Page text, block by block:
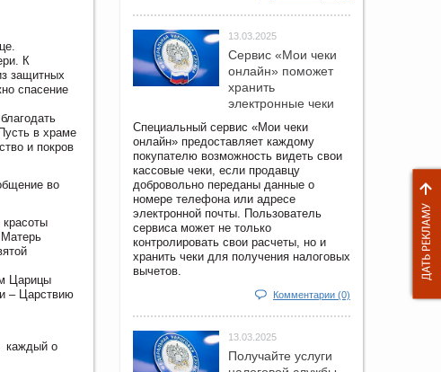
К
защитных
спасение
в храме
и покров
во
Царицы
– Царствию
каждый о
13.03.2025
Сервис «Мои чеки
онлайн» поможет
хранить
электронные чеки
Специальный сервис «Мои чеки
онлайн» предоставляет каждому
покупателю возможность видеть свои
кассовые чеки, если продавцу
добровольно переданы данные о
номере телефона или адресе
электронной почты. Пользователь
сервиса может не только
контролировать свои расчеты, но и
хранить чеки для получения налоговых
вычетов.
Комментарии (0)
13.03.2025
Получайте услуги